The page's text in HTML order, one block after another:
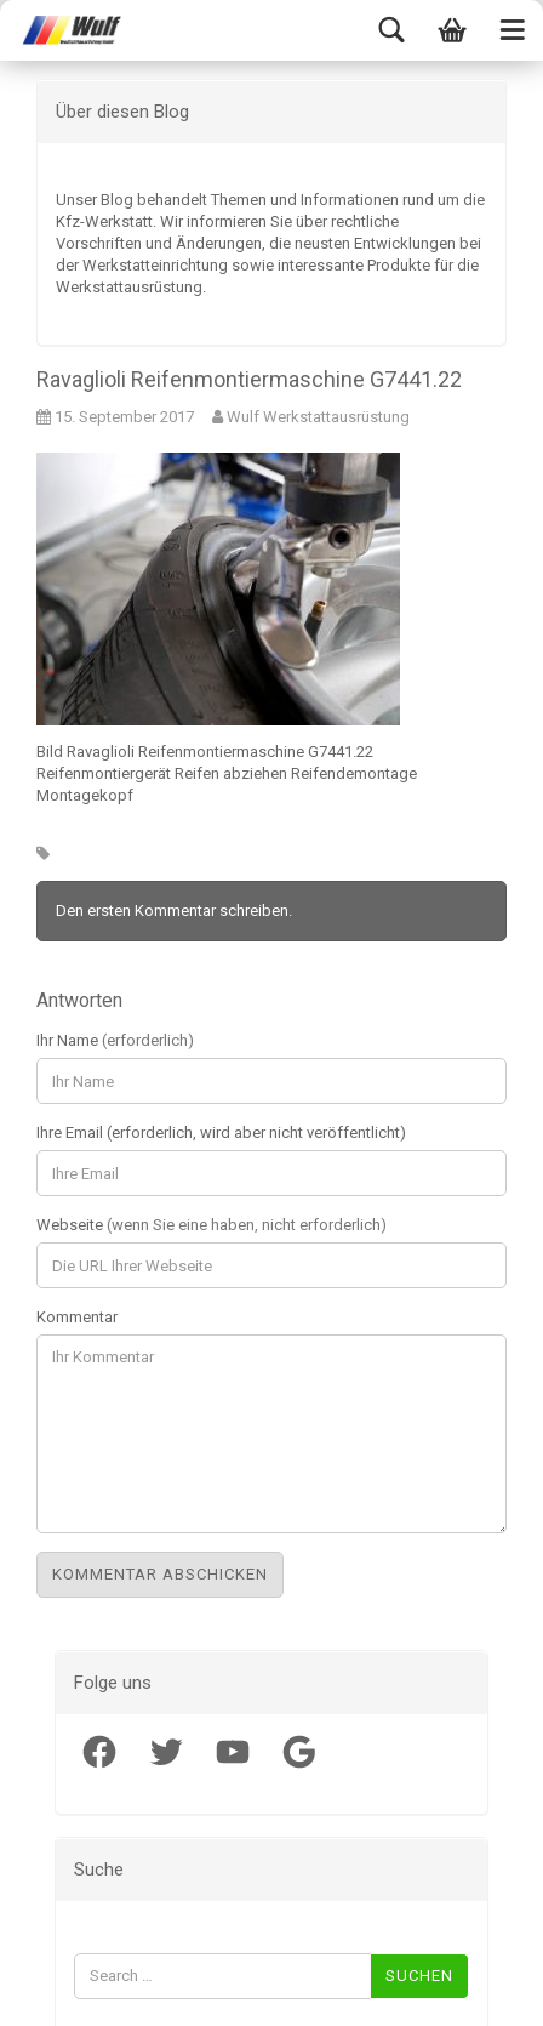
Über diesen Blog
Unser Blog behandelt Themen und Informationen rund um die
Kfz-Werkstatt. Wir informieren Sie über rechtliche
Vorschriften und Änderungen, die neusten Entwicklungen bei
der Werkstatteinrichtung sowie interessante Produkte für die
Werkstattausrüstung.
Ravaglioli Reifenmontiermaschine G7441.22
15. September 2017 Wulf Werkstattausrüstung
Bild Ravaglioli Reifenmontiermaschine G7441.22
Reifenmontiergerät Reifen abziehen Reifendemontage
Montagekopf
Den ersten Kommentar schreiben.
Antworten
Ihr Name (erforderlich)
Ihre Email (erforderlich, wird aber nicht veröffentlicht)
Webseite (wenn Sie eine haben, nicht erforderlich)
Kommentar
Folge uns
Facebook Twitter YouTube Google
Suche
Suchen
nach: